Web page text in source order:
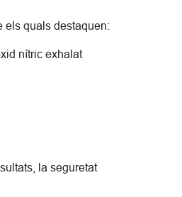
els quals destaquen:
nítric exhalat
la seguretat